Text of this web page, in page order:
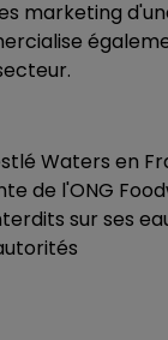
marketing
Waters en
de l'ONG
sur ses